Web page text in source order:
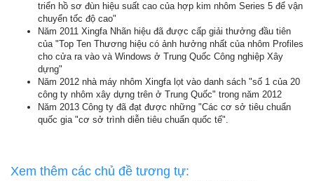
triển hồ sơ đùn hiệu suất cao của hợp kim nhôm Series 5 để vận
chuyển tốc độ cao"
Năm 2011 Xingfa Nhãn hiệu đã được cấp giải thưởng đầu tiên
của "Top Ten Thương hiệu có ảnh hưởng nhất của nhôm Profiles
cho cửa ra vào và Windows ở Trung Quốc Công nghiệp Xây
dựng"
Năm 2012 nhà máy nhôm Xingfa lọt vào danh sách "số 1 của 20
công ty nhôm xây dựng trên ở Trung Quốc" trong năm 2012
Năm 2013 Công ty đã đạt được những "Các cơ sở tiêu chuẩn
quốc gia "cơ sở trình diễn tiêu chuẩn quốc tế".
Xem thêm các chủ đề tương tự: